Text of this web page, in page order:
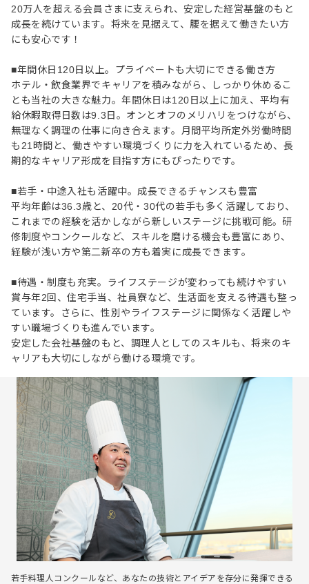
20万人を超える会員さまに支えられ、安定した経営基盤のもと
成長を続けています。将来を見据えて、腰を据えて働きたい方
にも安心です！
■年間休日120日以上。プライベートも大切にできる働き方
ホテル・飲食業界でキャリアを積みながら、しっかり休めるこ
とも当社の大きな魅力。年間休日は120日以上に加え、平均有
給休暇取得日数は9.3日。オンとオフのメリハリをつけながら、
無理なく調理の仕事に向き合えます。月間平均所定外労働時間
も21時間と、働きやすい環境づくりに力を入れているため、長
期的なキャリア形成を目指す方にもぴったりです。
■若手・中途入社も活躍中。成長できるチャンスも豊富
平均年齢は36.3歳と、20代・30代の若手も多く活躍しており、
これまでの経験を活かしながら新しいステージに挑戦可能。研
修制度やコンクールなど、スキルを磨ける機会も豊富にあり、
経験が浅い方や第二新卒の方も着実に成長できます。
■待遇・制度も充実。ライフステージが変わっても続けやすい
賞与年2回、住宅手当、社員寮など、生活面を支える待遇も整っ
ています。さらに、性別やライフステージに関係なく活躍しや
すい職場づくりも進んでいます。
安定した会社基盤のもと、調理人としてのスキルも、将来のキ
ャリアも大切にしながら働ける環境です。
若手料理人コンクールなど、あなたの技術とアイデアを存分に発揮できる